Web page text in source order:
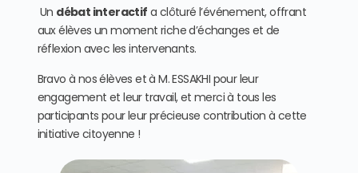
Un débat interactif a clôturé l’événement, offrant
aux élèves un moment riche d’échanges et de
réflexion avec les intervenants.
Bravo à nos élèves et à M. ESSAKHI pour leur
engagement et leur travail, et merci à tous les
participants pour leur précieuse contribution à cette
initiative citoyenne !